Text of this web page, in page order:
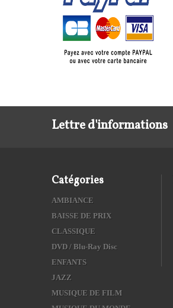
Lettre d'informations
Catégories
AMBIANCE
BAISSE DE PRIX
CLASSIQUE
DVD / Blu-Ray Disc
ENFANTS
JAZZ
MUSIQUE DE FILM